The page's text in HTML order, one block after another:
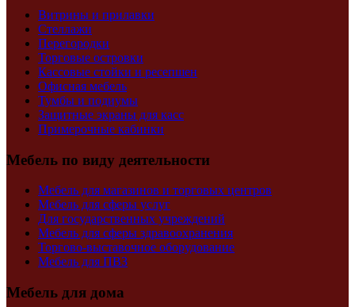
Витрины и прилавки
Стеллажи
Перегородки
Торговые островки
Кассовые стойки и ресепшен
Офисная мебель
Тумбы и подиумы
Защитные экраны для касс
Примерочные кабинки
Мебель по виду деятельности
Мебель для магазинов и торговых центров
Мебель для сферы услуг
Для государственных учреждений
Мебель для сферы здравоохранения
Торгово-выставочное оборудование
Мебель для ПВЗ
Мебель для дома